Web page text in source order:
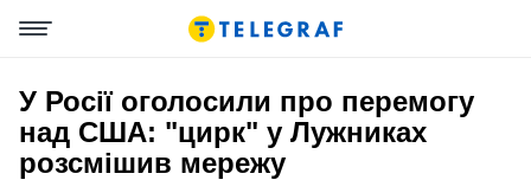
У Росії оголосили про перемогу
над США: "цирк" у Лужниках
розсмішив мережу